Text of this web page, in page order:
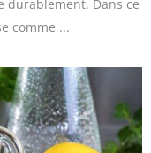
durablement. Dans ce
comme ...